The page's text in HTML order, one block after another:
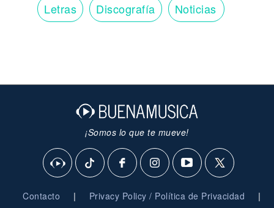
Letras Discografía Noticias
¡Somos lo que te mueve!
Contacto | Privacy Policy / Política de Privacidad |